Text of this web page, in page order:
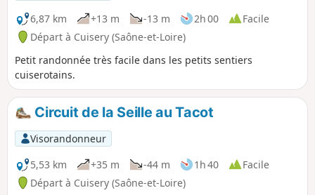
6,87 km
+13 m -13 m 2h 00
Facile
Départ à Cuisery (Saône-et-Loire)
Petit randonnée très facile dans les petits sentiers
cuiserotains.
Circuit de la Seille au Tacot
Visorandonneur
5,53 km
+35 m -44 m 1h 40
Facile
Départ à Cuisery (Saône-et-Loire)